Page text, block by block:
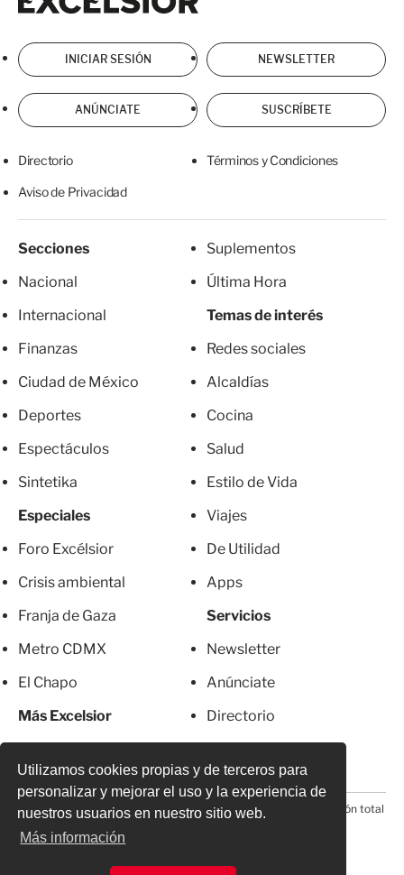
Utilizamos cookies propias y de terceros para
personalizar y mejorar el uso y la experiencia de
nuestros usuarios en nuestro sitio web.
Más información
INICIAR SESIÓN NEWSLETTER
ANÚNCIATE SUSCRÍBETE
Directorio Términos y Condiciones
Aviso de Privacidad
Secciones
Nacional
Internacional
Finanzas
Ciudad de México
Deportes
Espectáculos
Sintetika
Especiales
Foro Excélsior
Crisis ambiental
Franja de Gaza
Metro CDMX
El Chapo
Más Excelsior
Suplementos
Última Hora
Temas de interés
Redes sociales
Alcaldías
Cocina
Salud
Estilo de Vida
Viajes
De Utilidad
Apps
Servicios
Newsletter
Anúnciate
Directorio
© 2026 Todos los derechos reservados. Prohibida la reproducción total
o parcial, incluyendo cualquier medio electrónico*